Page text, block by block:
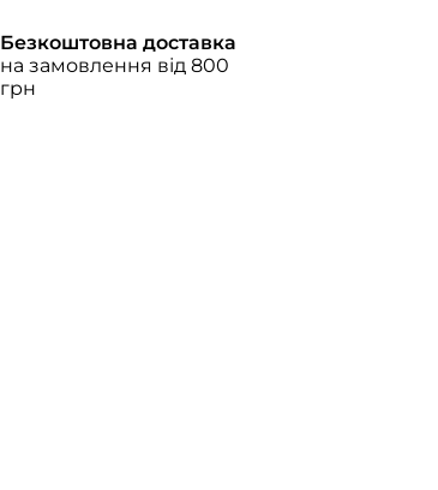
Безкоштовна доставка
на замовлення від 800
грн